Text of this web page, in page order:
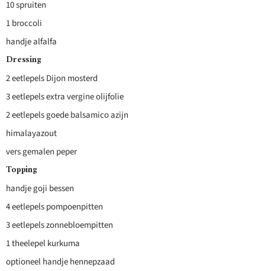
10 spruiten
1 broccoli
handje alfalfa
Dressing
2 eetlepels Dijon mosterd
3 eetlepels extra vergine olijfolie
2 eetlepels goede balsamico azijn
himalayazout
vers gemalen peper
Topping
handje goji bessen
4 eetlepels pompoenpitten
3 eetlepels zonnebloempitten
1 theelepel kurkuma
optioneel handje hennepzaad